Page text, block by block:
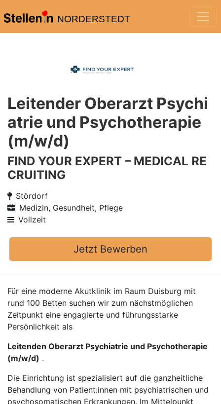
NORDERSTEDT
Leitender Oberarzt Psychi
atrie und Psycho­therapie
(m/w/d)
FIND YOUR EXPERT – MEDICAL RE
CRUITING
Stördorf
Medizin, Gesundheit, Pflege
Vollzeit
Jetzt Bewerben
Für eine moderne Akutklinik im Raum Duisburg mit
rund 100 Betten suchen wir zum nächstmöglichen
Zeitpunkt eine engagierte und führungsstarke
Persönlichkeit als
Leitenden Oberarzt Psychiatrie und Psycho­therapie
(m/w/d) .
Die Einrichtung ist spezialisiert auf die ganzheitliche
Behandlung von Patient:innen mit psychiatrischen und
psychosomatischen Erkrankungen. Im Mittelpunkt